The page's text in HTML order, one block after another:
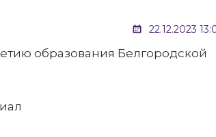
22.12.2023
образования Белгородской